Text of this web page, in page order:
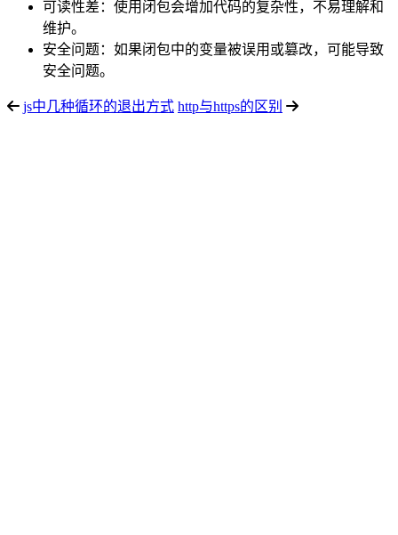
可读性差：使用闭包会增加代码的复杂性，不易理解和
维护。
安全问题：如果闭包中的变量被误用或篡改，可能导致
安全问题。
js中几种循环的退出方式 http与https的区别